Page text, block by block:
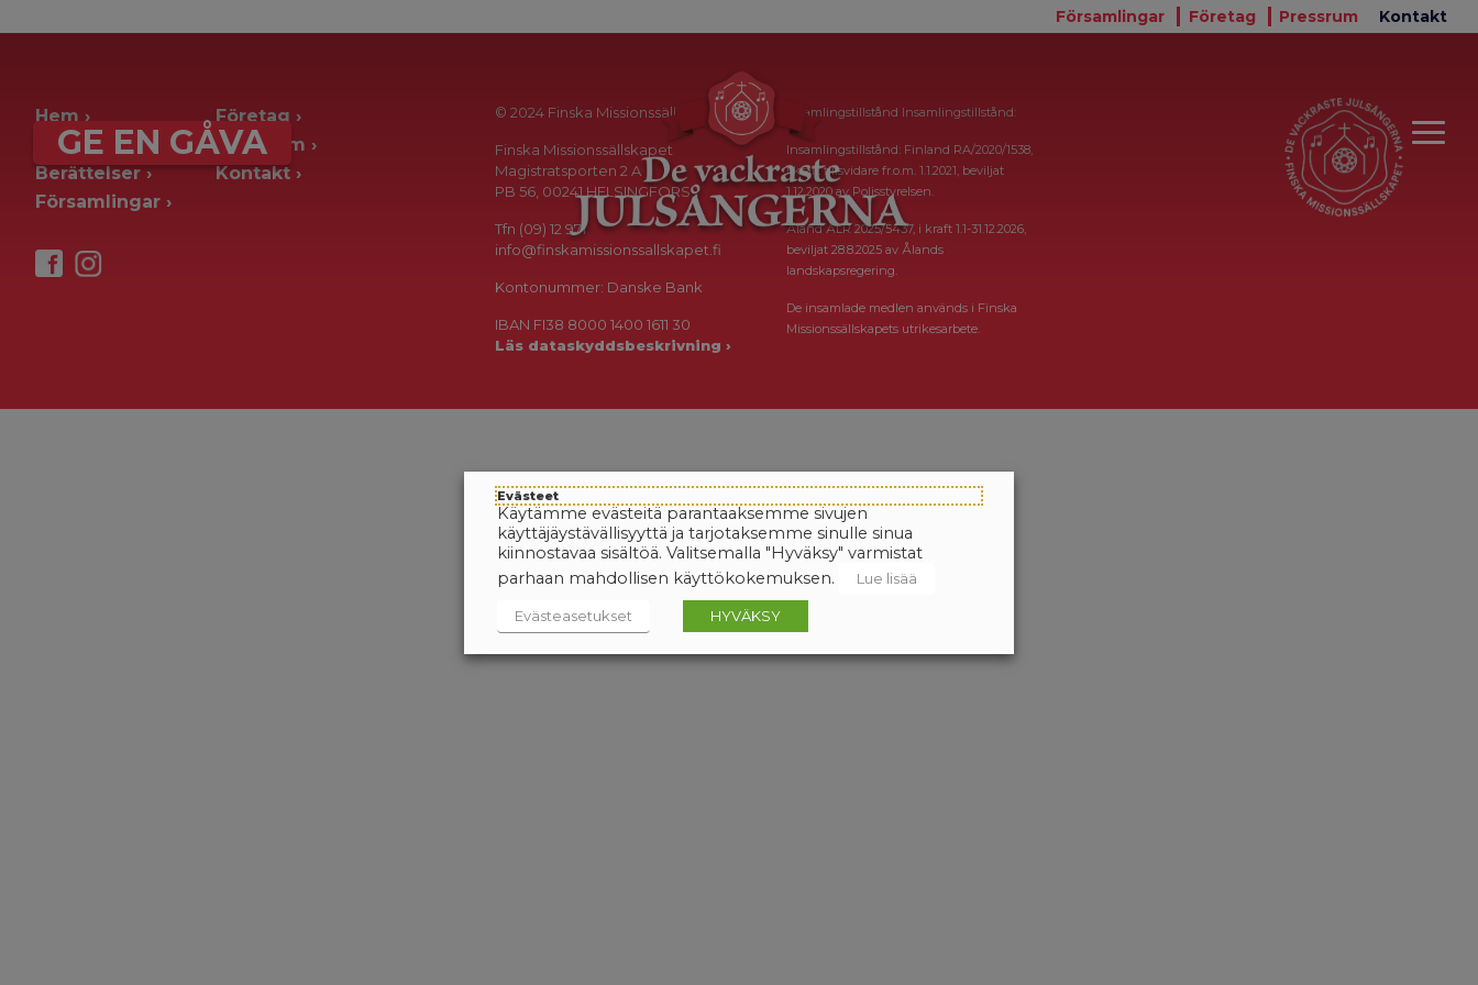
Församlingar Företag Pressrum Kontakt
GE EN GÅVA
Hem
Ge en gåva
Berättelser
Församlingar
Företag
Pressrum
Kontakt
© 2024 Finska Missionssällskapet
Finska Missionssällskapet
Magistratsporten 2 A
PB 56, 00241 HELSINGFORS
Tfn (09) 12 971
info@finskamissionssallskapet.fi
Kontonummer: Danske Bank
IBAN FI38 8000 1400 1611 30
Läs dataskyddsbeskrivning ›
Insamlingstillstånd Insamlingstillstånd:
Insamlingstillstånd: Finland RA/2020/1538,
i kraft tillsvidare fr.o.m. 1.1.2021, beviljat
1.12.2020 av Polisstyrelsen.
Åland ÅLR 2025/5437, i kraft 1.1-31.12.2026,
beviljat 28.8.2025 av Ålands
landskapsregering.
De insamlade medlen används i Finska
Missionssällskapets utrikesarbete.
Evästeet
Käytämme evästeitä parantaaksemme sivujen
käyttäjäystävällisyyttä ja tarjotaksemme sinulle sinua
kiinnostavaa sisältöä. Valitsemalla "Hyväksy" varmistat
parhaan mahdollisen käyttökokemuksen.
Lue lisää
Evästeasetukset HYVÄKSY